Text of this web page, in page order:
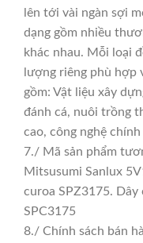
lên tới vài ngàn sợi
dạng gồm nhiều
khác nhau. Mỗi loại
lượng riêng phù hợp
gồm: Vật liệu xây
đánh cá, nuôi trồng
cao, công nghệ
7./ Mã sản phẩm
Mitsusumi Sanlux
curoa SPZ3175. Dây
SPC3175
8./ Chính sách bán